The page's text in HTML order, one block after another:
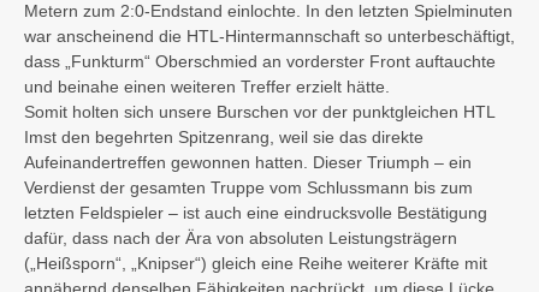
Metern zum 2:0-Endstand einlochte. In den letzten Spielminuten
war anscheinend die HTL-Hintermannschaft so unterbeschäftigt,
dass „Funkturm“ Oberschmied an vorderster Front auftauchte
und beinahe einen weiteren Treffer erzielt hätte.
Somit holten sich unsere Burschen vor der punktgleichen HTL
Imst den begehrten Spitzenrang, weil sie das direkte
Aufeinandertreffen gewonnen hatten. Dieser Triumph – ein
Verdienst der gesamten Truppe vom Schlussmann bis zum
letzten Feldspieler – ist auch eine eindrucksvolle Bestätigung
dafür, dass nach der Ära von absoluten Leistungsträgern
(„Heißsporn“, „Knipser“) gleich eine Reihe weiterer Kräfte mit